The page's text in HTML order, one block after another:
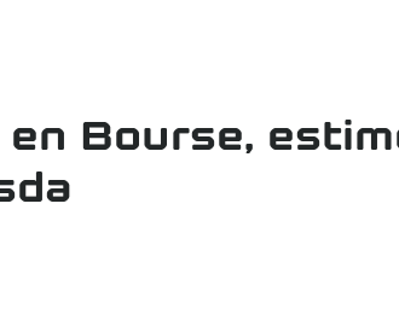
Bourse,